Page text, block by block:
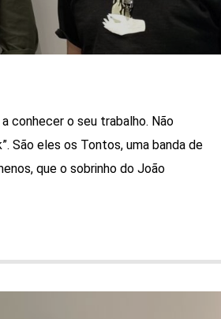
conhecer o seu trabalho. Não
São eles os Tontos, uma banda de
que o sobrinho do João